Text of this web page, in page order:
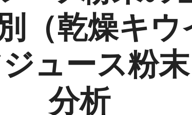
（乾燥キウ
ュース粉
分析